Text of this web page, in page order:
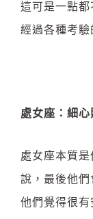
這可是一點
經過各種考驗
處女座：細
處女座本質
說，最後他
他們覺得很